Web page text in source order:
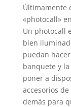
Últimamente
«photocall»
Un photocall
bien
puedan
banquete y
poner a
accesorios
demás para